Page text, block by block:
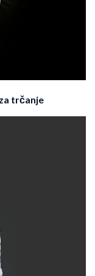
trčanje